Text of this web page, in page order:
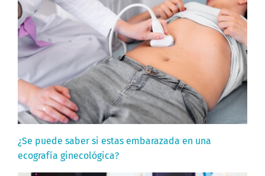
¿Se puede saber si estas embarazada en una
ecografía ginecológica?